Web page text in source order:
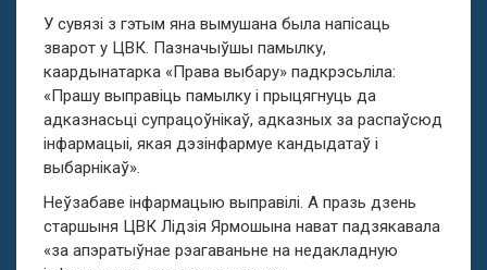
У сувязі з гэтым яна вымушана была напісаць
зварот у ЦВК. Пазначыўшы памылку,
каардынатарка «Права выбару» падкрэсьліла:
«Прашу выправіць памылку і прыцягнуць да
адказнасьці супрацоўнікаў, адказных за распаўсюд
інфармацыі, якая дэзінфармуе кандыдатаў і
выбарнікаў».
Неўзабаве інфармацыю выправілі. А празь дзень
старшыня ЦВК Лідзія Ярмошына нават падзякавала
«за апэратыўнае рэагаваньне на недакладную